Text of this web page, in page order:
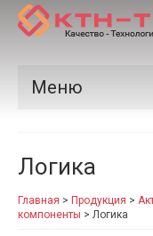
Меню
Производители
Рынки
Логика
Главная > Продукция >
компоненты > Логика